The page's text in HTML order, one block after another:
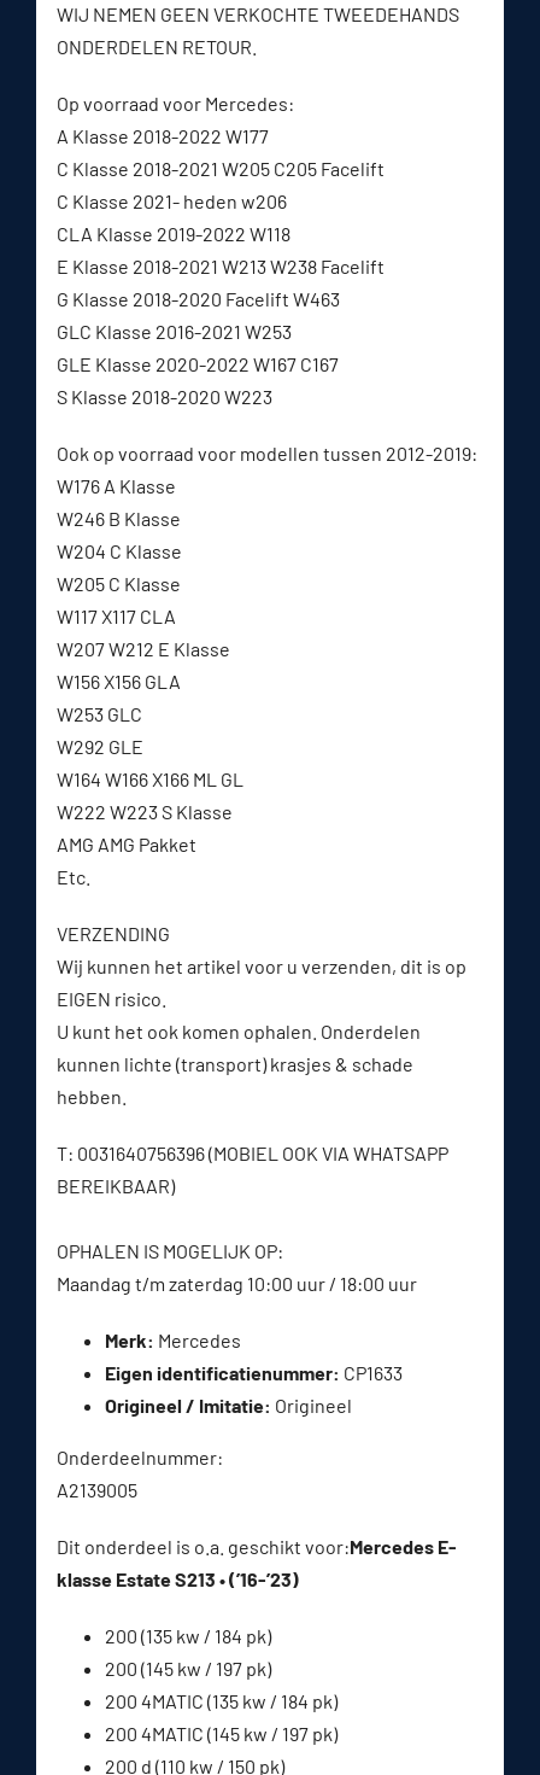
WIJ NEMEN GEEN VERKOCHTE TWEEDEHANDS
ONDERDELEN RETOUR.
Op voorraad voor Mercedes:
A Klasse 2018-2022 W177
C Klasse 2018-2021 W205 C205 Facelift
C Klasse 2021- heden w206
CLA Klasse 2019-2022 W118
E Klasse 2018-2021 W213 W238 Facelift
G Klasse 2018-2020 Facelift W463
GLC Klasse 2016-2021 W253
GLE Klasse 2020-2022 W167 C167
S Klasse 2018-2020 W223
Ook op voorraad voor modellen tussen 2012-2019:
W176 A Klasse
W246 B Klasse
W204 C Klasse
W205 C Klasse
W117 X117 CLA
W207 W212 E Klasse
W156 X156 GLA
W253 GLC
W292 GLE
W164 W166 X166 ML GL
W222 W223 S Klasse
AMG AMG Pakket
Etc.
VERZENDING
Wij kunnen het artikel voor u verzenden, dit is op
EIGEN risico.
U kunt het ook komen ophalen. Onderdelen
kunnen lichte (transport) krasjes & schade
hebben.
T: 0031640756396 (MOBIEL OOK VIA WHATSAPP
BEREIKBAAR)
OPHALEN IS MOGELIJK OP:
Maandag t/m zaterdag 10:00 uur / 18:00 uur
Merk: Mercedes
Eigen identificatienummer: CP1633
Origineel / Imitatie: Origineel
Onderdeelnummer:
A2139005
Dit onderdeel is o.a. geschikt voor:Mercedes E-
klasse Estate S213 • (’16-’23)
200 (135 kw / 184 pk)
200 (145 kw / 197 pk)
200 4MATIC (135 kw / 184 pk)
200 4MATIC (145 kw / 197 pk)
200 d (110 kw / 150 pk)